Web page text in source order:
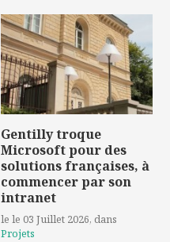
Gentilly troque
Microsoft pour des
solutions françaises, à
commencer par son
intranet
le le 03 Juillet 2026, dans
Projets